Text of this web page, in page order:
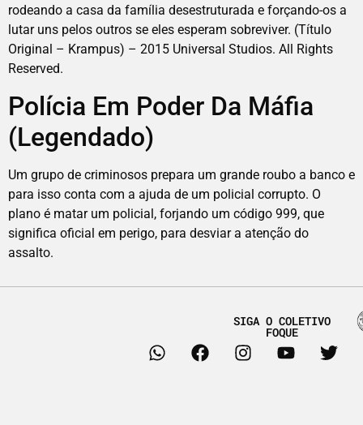
rodeando a casa da família desestruturada e forçando-os a
lutar uns pelos outros se eles esperam sobreviver. (Título
Original – Krampus) – 2015 Universal Studios. All Rights
Reserved.
Polícia Em Poder Da Máfia
(Legendado)
Um grupo de criminosos prepara um grande roubo a banco e
para isso conta com a ajuda de um policial corrupto. O
plano é matar um policial, forjando um código 999, que
significa oficial em perigo, para desviar a atenção do
assalto.
SIGA O COLETIVO
FOQUE